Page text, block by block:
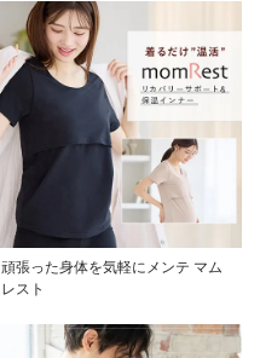
頑張った身体を気軽にメンテ マム
レスト